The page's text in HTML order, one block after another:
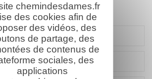
du Mémorial virtuel
pour ce combattant
chemindesdames.fr
des cookies afin de
des vidéos, des
de partage, des
de contenus de
sociales, des
applications